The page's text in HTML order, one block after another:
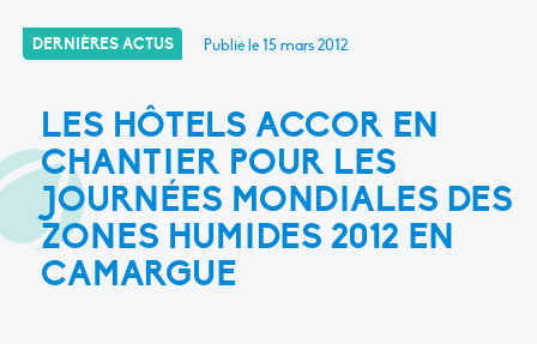
DERNIÈRES ACTUS Publié le15 mars 2012
LES HÔTELS ACCOR EN
CHANTIER POUR LES
JOURNÉES MONDIALES DES
ZONES HUMIDES 2012 EN
CAMARGUE